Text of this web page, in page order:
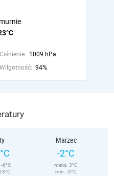
Ciśnienie: 1009 hPa
Wilgotność: 94%
6°C
Marzec
-2°C
maks. 3°C
min. -9°C